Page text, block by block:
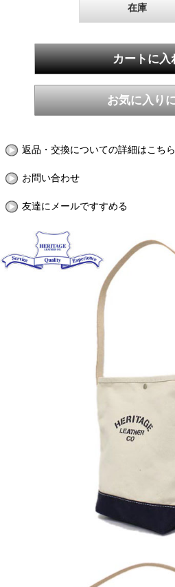
在庫
返品・交換についての詳細はこちら
お問い合わせ
友達にメールですすめる